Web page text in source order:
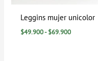
Leggins mujer unicolor
$49.900- $69.900